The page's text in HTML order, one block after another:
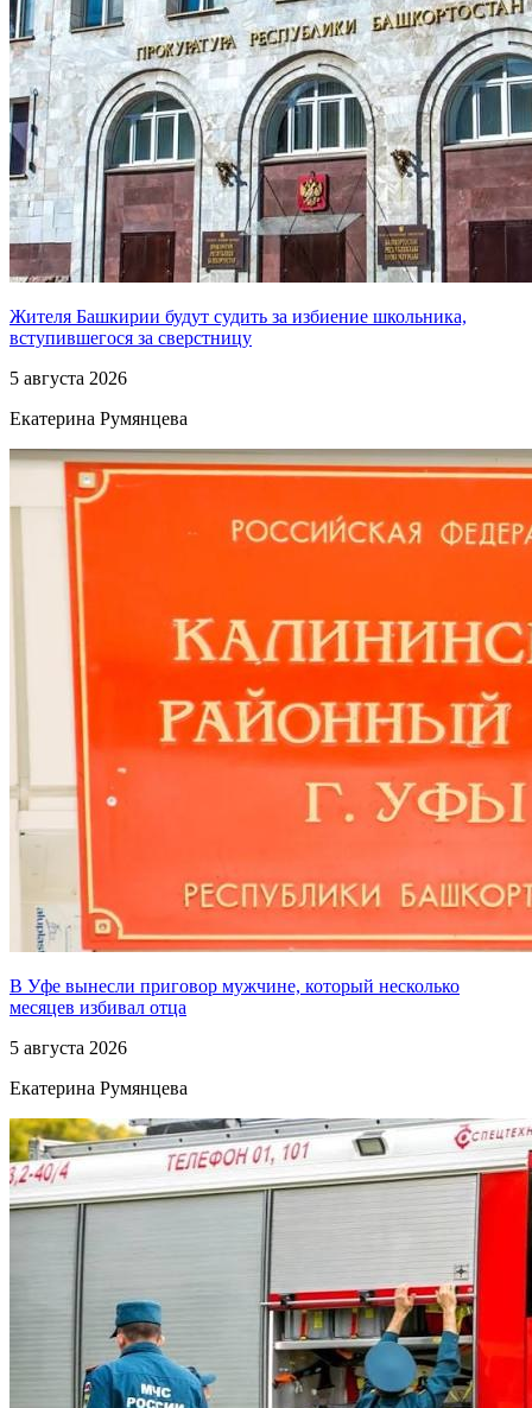
Жителя Башкирии будут судить за избиение школьника,
вступившегося за сверстницу
5 августа 2026
Екатерина Румянцева
В Уфе вынесли приговор мужчине, который несколько
месяцев избивал отца
5 августа 2026
Екатерина Румянцева